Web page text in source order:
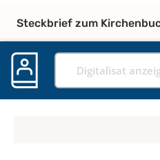
Steckbrief zum
Digitalisat